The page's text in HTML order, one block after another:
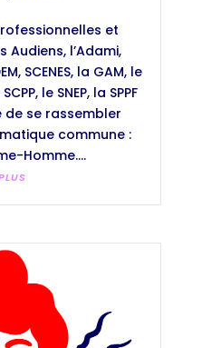
et
l’Adami,
SCENES, la GAM, le
le SNEP, la SPPF
de se rassembler
commune :
Homme....